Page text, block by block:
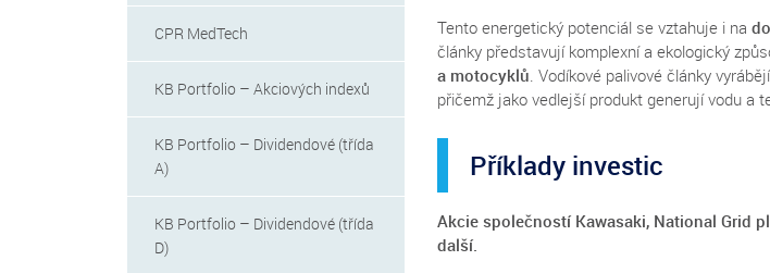
CPR MedTech
KB Portfolio – Akciových indexů
KB Portfolio – Dividendové (třída
A)
KB Portfolio – Dividendové (třída
D)
Tento energetický potenciál se vztahuje i na
články představují komplexní a ekologický
a motocyklů. Vodíkové palivové články
přičemž jako vedlejší produkt generují vodu a
Příklady investic
Akcie společností Kawasaki, National Grid
další.